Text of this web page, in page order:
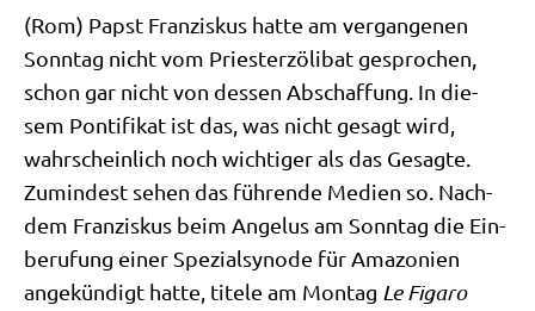
(Rom) Papst Fran­zis­kus hat­te am ver­gan­ge­nen
Sonn­tag nicht vom Prie­ster­zö­li­bat gespro­chen,
schon gar nicht von des­sen Abschaf­fung. In die­
sem Pon­ti­fi­kat ist das, was nicht gesagt wird,
wahr­schein­lich noch wich­ti­ger als das Gesag­te.
Zumin­dest sehen das füh­ren­de Medi­en so. Nach­
dem Fran­zis­kus beim Ange­lus am Sonn­tag die Ein­
be­ru­fung einer Spe­zi­al­syn­ode für Ama­zo­ni­en
ange­kün­digt hat­te, titele am Mon­tag Le Figa­ro